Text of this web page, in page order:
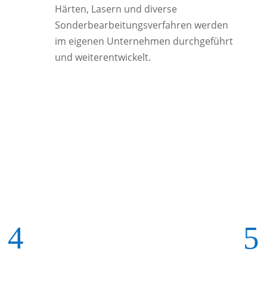
Härten, Lasern und diverse
Sonderbearbeitungsverfahren werden
im eigenen Unternehmen durchgeführt
und weiterentwickelt.